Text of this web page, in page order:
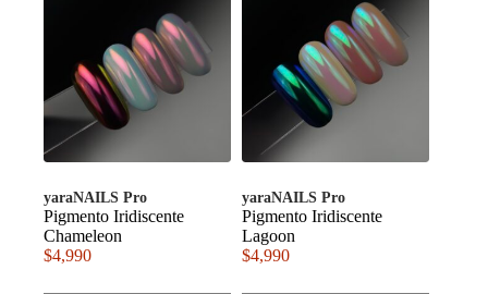
yaraNAILS Pro
Pigmento Iridiscente
Chameleon
$4,990
yaraNAILS Pro
Pigmento Iridiscente
Lagoon
$4,990